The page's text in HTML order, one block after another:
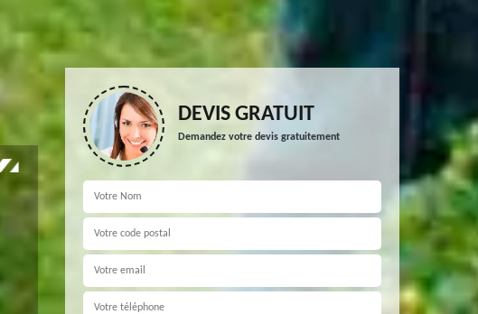
DEVIS GRATUIT
Demandez votre devis gratuitement